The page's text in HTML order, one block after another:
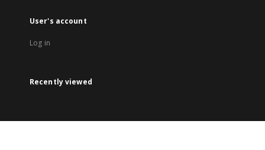
User's account
Log in
Recently viewed